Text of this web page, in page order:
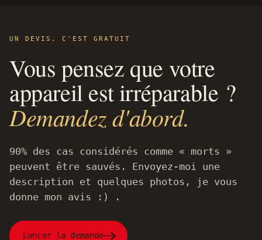
UN DEVIS, C'EST GRATUIT
Vous pensez que votre
appareil est irréparable ?
Demandez d'abord.
90% des cas considérés comme « morts »
peuvent être sauvés. Envoyez-moi une
description et quelques photos, je vous
donne mon avis :) .
Lancer la demande